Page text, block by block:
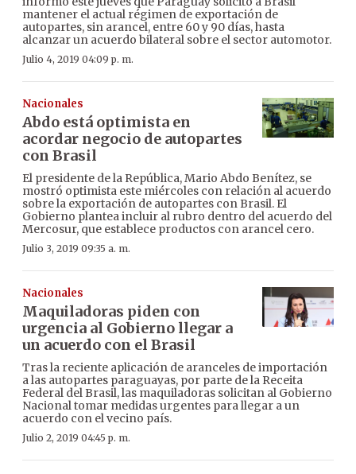
mantener el actual régimen de exportación de
autopartes, sin arancel, entre 60 y 90 días, hasta
alcanzar un acuerdo bilateral sobre el sector automotor.
Julio 4, 2019 04:09 p. m.
Nacionales
Abdo está optimista en
acordar negocio de autopartes
con Brasil
El presidente de la República, Mario Abdo Benítez, se
mostró optimista este miércoles con relación al acuerdo
sobre la exportación de autopartes con Brasil. El
Gobierno plantea incluir al rubro dentro del acuerdo del
Mercosur, que establece productos con arancel cero.
Julio 3, 2019 09:35 a. m.
Nacionales
Maquiladoras piden con
urgencia al Gobierno llegar a
un acuerdo con el Brasil
Tras la reciente aplicación de aranceles de importación
a las autopartes paraguayas, por parte de la Receita
Federal del Brasil, las maquiladoras solicitan al Gobierno
Nacional tomar medidas urgentes para llegar a un
acuerdo con el vecino país.
Julio 2, 2019 04:45 p. m.